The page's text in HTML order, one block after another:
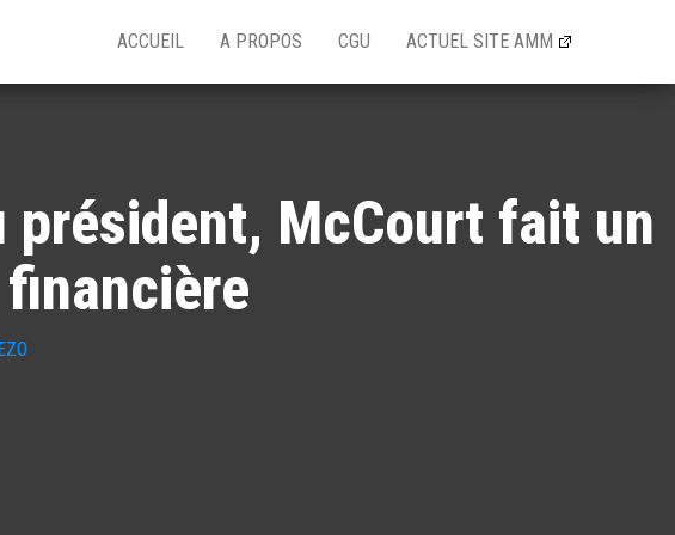
ACCUEIL A PROPOS CGU ACTUEL SITE AMM
président, McCourt fait un